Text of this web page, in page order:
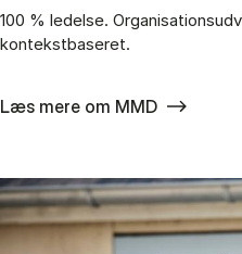
100 % ledelse.
kontekstbaseret.
Læs mere om MMD